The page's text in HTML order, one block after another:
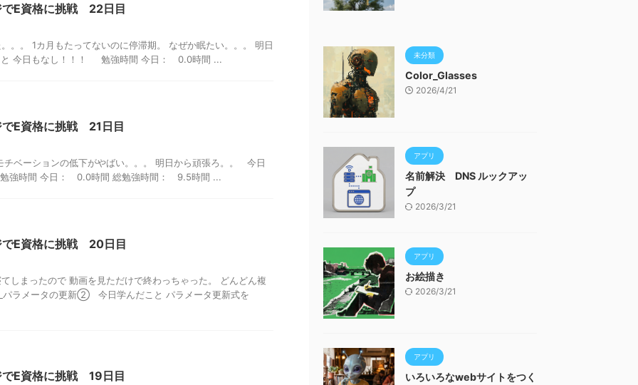
でE資格に挑戦 22日目
。。 1カ月もたってないのに停滞期。 なぜか眠たい。。。 明日
今日もなし！！！ 勉強時間 今日： 0.0時間 ...
でE資格に挑戦 21日目
チベーションの低下がやばい。。。 明日から頑張ろ。。 今日
強時間 今日： 0.0時間 総勉強時間： 9.5時間 ...
でE資格に挑戦 20日目
しまったので 動画を見ただけで終わっちゃった。 どんどん複
パラメータの更新② 今日学んだこと パラメータ更新式を
でE資格に挑戦 19日目
未分類
Color_Glasses
2026/4/21
アプリ
名前解決 DNS ルックアッ
プ
2026/3/21
アプリ
お絵描き
2026/3/21
アプリ
いろいろなwebサイトをつく